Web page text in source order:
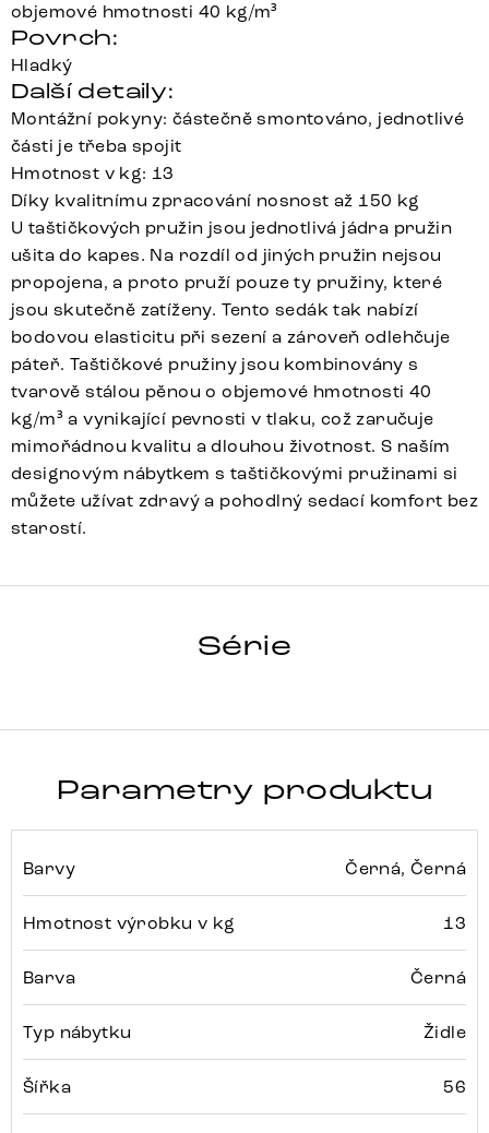
objemové hmotnosti 40 kg/m³
Povrch:
Hladký
Další detaily:
Montážní pokyny: částečně smontováno, jednotlivé
části je třeba spojit
Hmotnost v kg: 13
Díky kvalitnímu zpracování nosnost až 150 kg
U taštičkových pružin jsou jednotlivá jádra pružin
ušita do kapes. Na rozdíl od jiných pružin nejsou
propojena, a proto pruží pouze ty pružiny, které
jsou skutečně zatíženy. Tento sedák tak nabízí
bodovou elasticitu při sezení a zároveň odlehčuje
páteř. Taštičkové pružiny jsou kombinovány s
tvarově stálou pěnou o objemové hmotnosti 40
kg/m³ a vynikající pevnosti v tlaku, což zaručuje
mimořádnou kvalitu a dlouhou životnost. S naším
designovým nábytkem s taštičkovými pružinami si
můžete užívat zdravý a pohodlný sedací komfort bez
starostí.
Série
GREG-FLEX
Parametry produktu
Barvy Černá, Černá
Hmotnost výrobku v kg 13
Barva Černá
Typ nábytku Židle
Šířka 56